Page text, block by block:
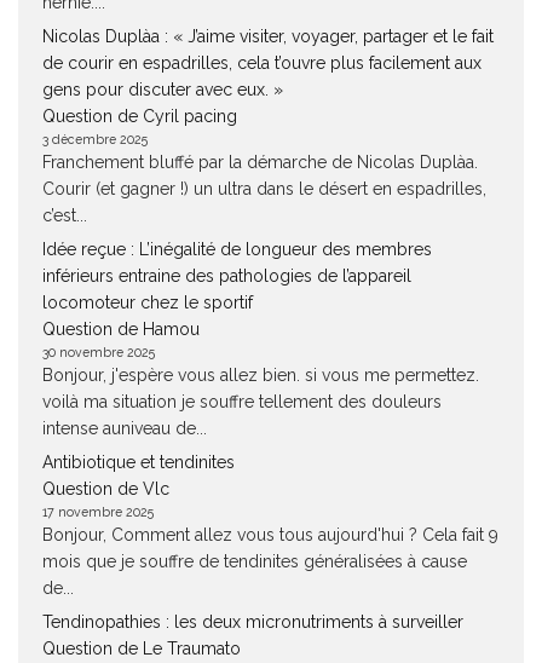
Nicolas Duplàa : « J’aime visiter, voyager, partager et le fait
de courir en espadrilles, cela t’ouvre plus facilement aux
gens pour discuter avec eux. »
Question de Cyril pacing
3 décembre 2025
Franchement bluffé par la démarche de Nicolas Duplàa.
Courir (et gagner !) un ultra dans le désert en espadrilles,
c’est...
Idée reçue : L’inégalité de longueur des membres
inférieurs entraine des pathologies de l’appareil
locomoteur chez le sportif
Question de Hamou
30 novembre 2025
Bonjour, j'espère vous allez bien. si vous me permettez.
voilà ma situation je souffre tellement des douleurs
intense auniveau de...
Antibiotique et tendinites
Question de Vlc
17 novembre 2025
Bonjour, Comment allez vous tous aujourd'hui ? Cela fait 9
mois que je souffre de tendinites généralisées à cause
de...
Tendinopathies : les deux micronutriments à surveiller
Question de Le Traumato